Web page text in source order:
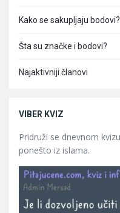
Kako se sakupljaju bodovi?
Šta su značke i bodovi?
Najaktivniji članovi
VIBER KVIZ
Pridruži se dnevnom
ponešto iz islama.